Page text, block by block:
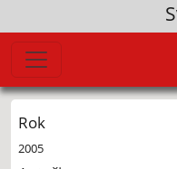
Rok
2005